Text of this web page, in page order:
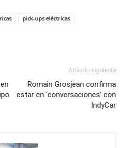
pick-ups eléctricas
Artículo siguiente
Romain Grosjean confirma
estar en ‘conversaciones’ con
IndyCar